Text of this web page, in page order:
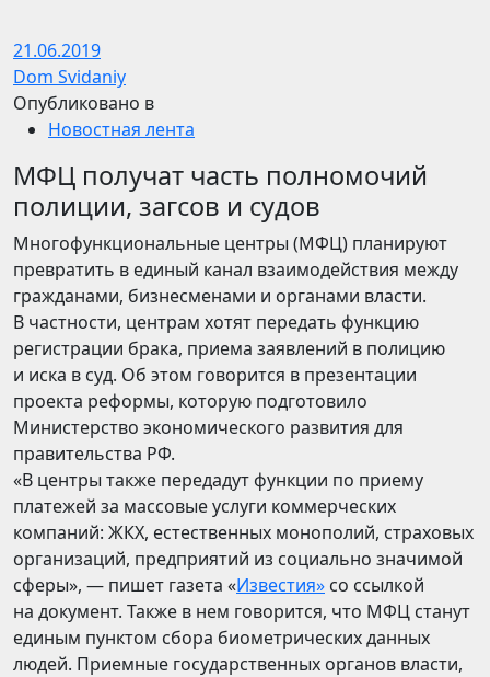
21.06.2019
Dom Svidaniy
Опубликовано в
Новостная лента
МФЦ получат часть полномочий
полиции, загсов и судов
Многофункциональные центры (МФЦ) планируют
превратить в единый канал взаимодействия между
гражданами, бизнесменами и органами власти.
В частности, центрам хотят передать функцию
регистрации брака, приема заявлений в полицию
и иска в суд. Об этом говорится в презентации
проекта реформы, которую подготовило
Министерство экономического развития для
правительства РФ.
«В центры также передадут функции по приему
платежей за массовые услуги коммерческих
компаний: ЖКХ, естественных монополий, страховых
организаций, предприятий из социально значимой
сферы», — пишет газета «Известия» со ссылкой
на документ. Также в нем говорится, что МФЦ станут
единым пунктом сбора биометрических данных
людей. Приемные государственных органов власти,